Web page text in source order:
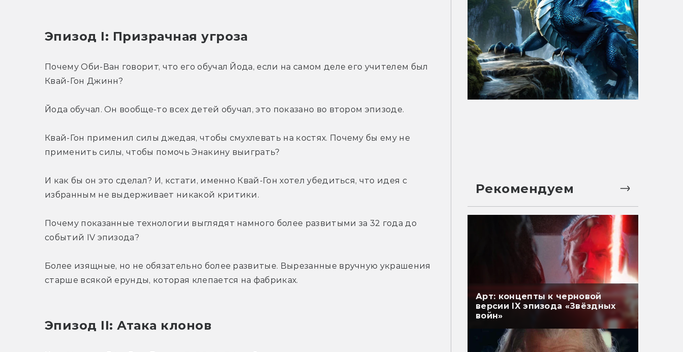
Эпизод I: Призрачная угроза
Почему Оби-Ван говорит, что его обучал Йода, если на самом деле его учителем был
Квай-Гон Джинн?
Йода обучал. Он вообще-то всех детей обучал, это показано во втором эпизоде.
Квай-Гон применил силы джедая, чтобы смухлевать на костях. Почему бы ему не
применить силы, чтобы помочь Энакину выиграть?
И как бы он это сделал? И, кстати, именно Квай-Гон хотел убедиться, что идея с
избранным не выдерживает никакой критики.
Почему показанные технологии выглядят намного более развитыми за 32 года до
событий IV эпизода?
Более изящные, но не обязательно более развитые. Вырезанные вручную украшения
старше всякой ерунды, которая клепается на фабриках.
Эпизод II: Атака клонов
Рекомендуем
Арт: концепты к черновой
версии IX эпизода «Звёздных
войн»